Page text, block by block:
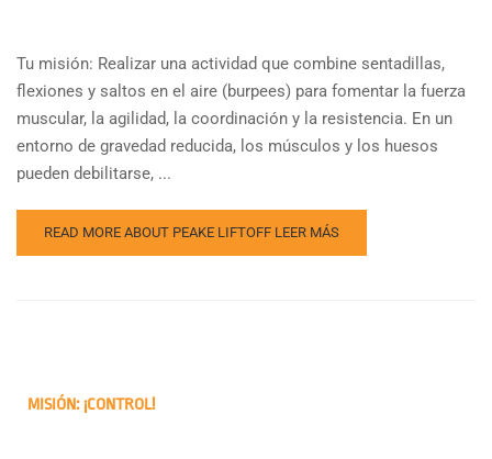
Tu misión: Realizar una actividad que combine sentadillas,
flexiones y saltos en el aire (burpees) para fomentar la fuerza
muscular, la agilidad, la coordinación y la resistencia. En un
entorno de gravedad reducida, los músculos y los huesos
pueden debilitarse, ...
READ MORE ABOUT PEAKE LIFTOFF LEER MÁS
MISIÓN: ¡CONTROL!